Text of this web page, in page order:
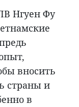
Нгуен Фу
вносить
страны и
в